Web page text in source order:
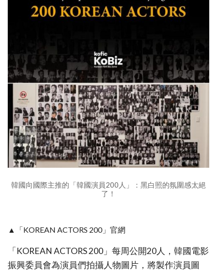
韓國向國際主推的「韓國演員200人」：黑白照的氛圍感太絕
了！
▲「KOREAN ACTORS 200」官網
「KOREAN ACTORS 200」每周公開20人，韓國電影
振興委員會為演員們拍攝人物圖片，將製作演員圖